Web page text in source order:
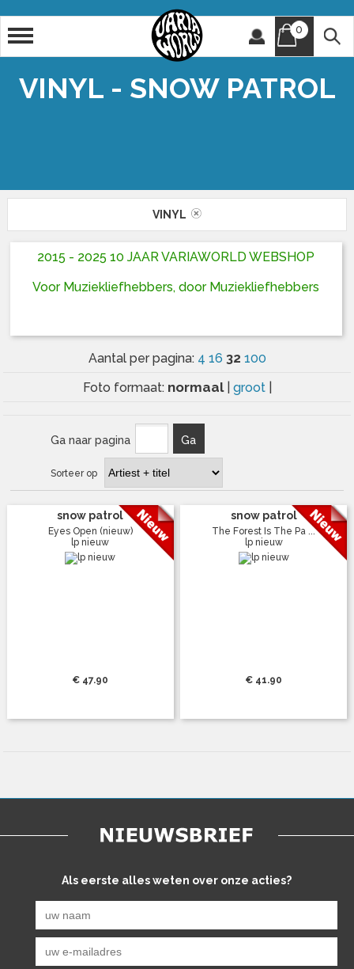
0
VINYL - SNOW PATROL
VINYL
2015 - 2025 10 JAAR VARIAWORLD WEBSHOP
Voor Muziekliefhebbers, door Muziekliefhebbers
Aantal per pagina: 4 16 32 100
Foto formaat: normaal groot
Ga naar pagina Ga
Sorteer op
snow patrol
Eyes Open (nieuw)
lp nieuw
€ 47.90
snow patrol
The Forest Is The Pa ...
lp nieuw
€ 41.90
Als eerste alles weten over onze acties?